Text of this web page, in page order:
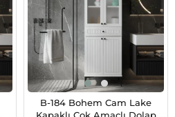
B-184 Bohem Cam Lake